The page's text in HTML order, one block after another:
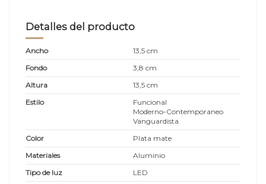
Detalles del producto
Ancho
13,5 cm
Fondo
3,8 cm
Altura
13,5 cm
Estilo
Funcional
Moderno-Contemporaneo
Vanguardista
Color
Plata mate
Materiales
Aluminio
Tipo de luz
LED